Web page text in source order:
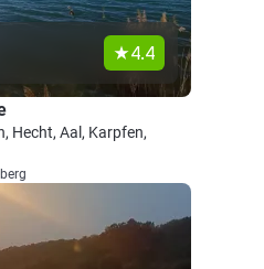
4.4
Hecht, Aal, Karpfen,